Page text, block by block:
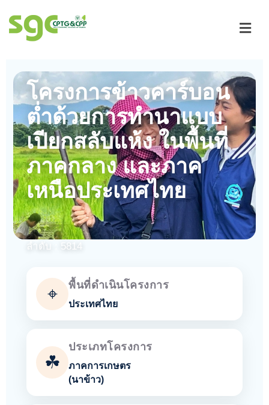
โครงการข้าวคาร์บอน
ต่ำด้วยการทำนาแบบ
เปียกสลับแห้ง ในพื้นที่
ภาคกลาง และภาค
เหนือประเทศไทย
ลำดับ : 5814
⌖ พื้นที่ดำเนินโครงการ
ประเทศไทย
☘
ประเภทโครงการ
ภาคการเกษตร
(นาข้าว)